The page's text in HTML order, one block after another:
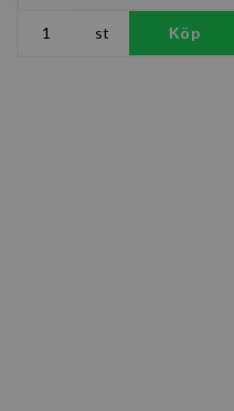
st Köp